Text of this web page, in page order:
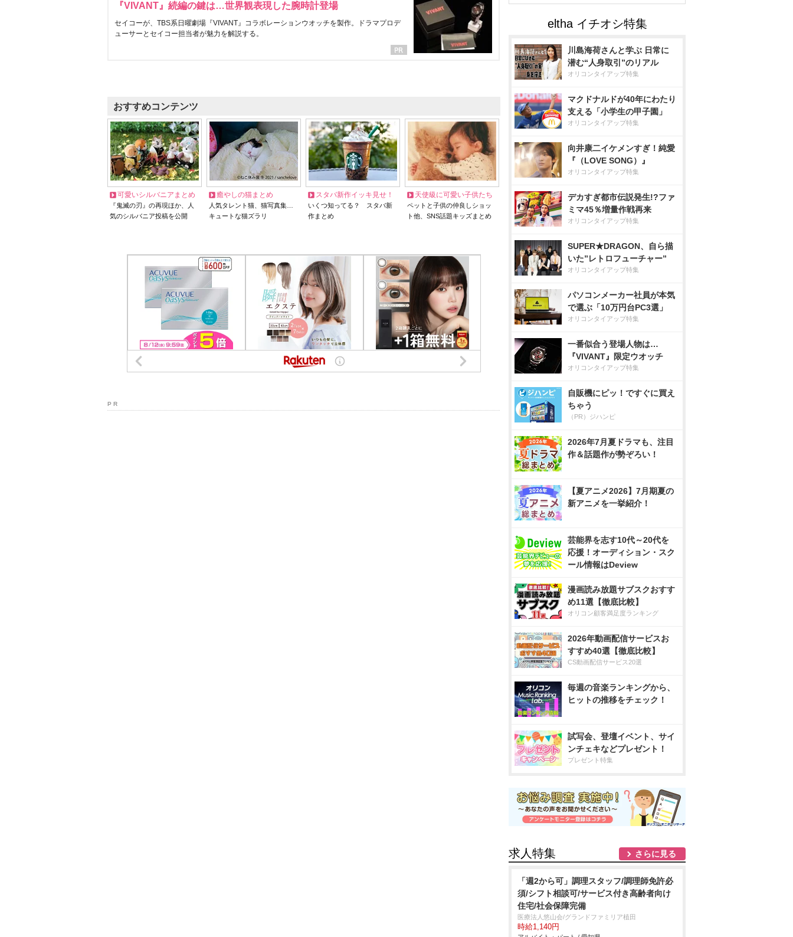
『VIVANT』続編の鍵は…世界観表現した腕時計登場
セイコーが、TBS系日曜劇場『VIVANT』コラボレーションウオッチを製作。ドラマプロデ
ューサーとセイコー担当者が魅力を解説する。
おすすめコンテンツ
可愛いシルバニアまとめ
『鬼滅の刃』の再現ほか、人
気のシルバニア投稿を公開
癒やしの猫まとめ
人気タレント猫、猫写真集…
キュートな猫ズラリ
スタバ新作イッキ見せ！
いくつ知ってる？ スタバ新
作まとめ
天使級に可愛い子供たち
ペットと子供の仲良しショッ
ト他、SNS話題キッズまとめ
P R
川島海荷さんと学ぶ 日常に
潜む“人身取引”のリアル
オリコンタイアップ特集
マクドナルドが40年にわたり
支える「小学生の甲子園」
オリコンタイアップ特集
向井康二イケメンすぎ！純愛
『（LOVE SONG）』
オリコンタイアップ特集
デカすぎ都市伝説発生!?ファ
ミマ45％増量作戦再来
オリコンタイアップ特集
SUPER★DRAGON、自ら描
いた”レトロフューチャー”
オリコンタイアップ特集
パソコンメーカー社員が本気
で選ぶ「10万円台PC3選」
オリコンタイアップ特集
一番似合う登場人物は…
『VIVANT』限定ウオッチ
オリコンタイアップ特集
自販機にピッ！ですぐに買え
ちゃう
（PR）ジハンピ
2026年7月夏ドラマも、注目
作＆話題作が勢ぞろい！
【夏アニメ2026】7月期夏の
新アニメを一挙紹介！
芸能界を志す10代～20代を
応援！オーディション・スク
ール情報はDeview
漫画読み放題サブスクおすす
め11選【徹底比較】
オリコン顧客満足度ランキング
2026年動画配信サービスお
すすめ40選【徹底比較】
CS動画配信サービス20選
毎週の音楽ランキングから、
ヒットの推移をチェック！
試写会、登壇イベント、サイ
ンチェキなどプレゼント！
プレゼント特集
求人特集 さらに見る
「週2から可」調理スタッフ/調理師免許必
須/シフト相談可/サービス付き高齢者向け
住宅/社会保障完備
医療法人悠山会/グランドファミリア植田
時給1,140円